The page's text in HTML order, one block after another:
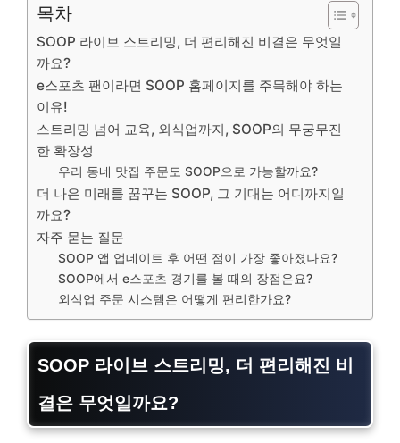
목차
SOOP 라이브 스트리밍, 더 편리해진 비결은 무엇일
까요?
e스포츠 팬이라면 SOOP 홈페이지를 주목해야 하는
이유!
스트리밍 넘어 교육, 외식업까지, SOOP의 무궁무진
한 확장성
우리 동네 맛집 주문도 SOOP으로 가능할까요?
더 나은 미래를 꿈꾸는 SOOP, 그 기대는 어디까지일
까요?
자주 묻는 질문
SOOP 앱 업데이트 후 어떤 점이 가장 좋아졌나요?
SOOP에서 e스포츠 경기를 볼 때의 장점은요?
외식업 주문 시스템은 어떻게 편리한가요?
SOOP 라이브 스트리밍, 더 편리해진 비
결은 무엇일까요?